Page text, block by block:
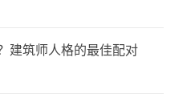
建筑师人格的最佳配对